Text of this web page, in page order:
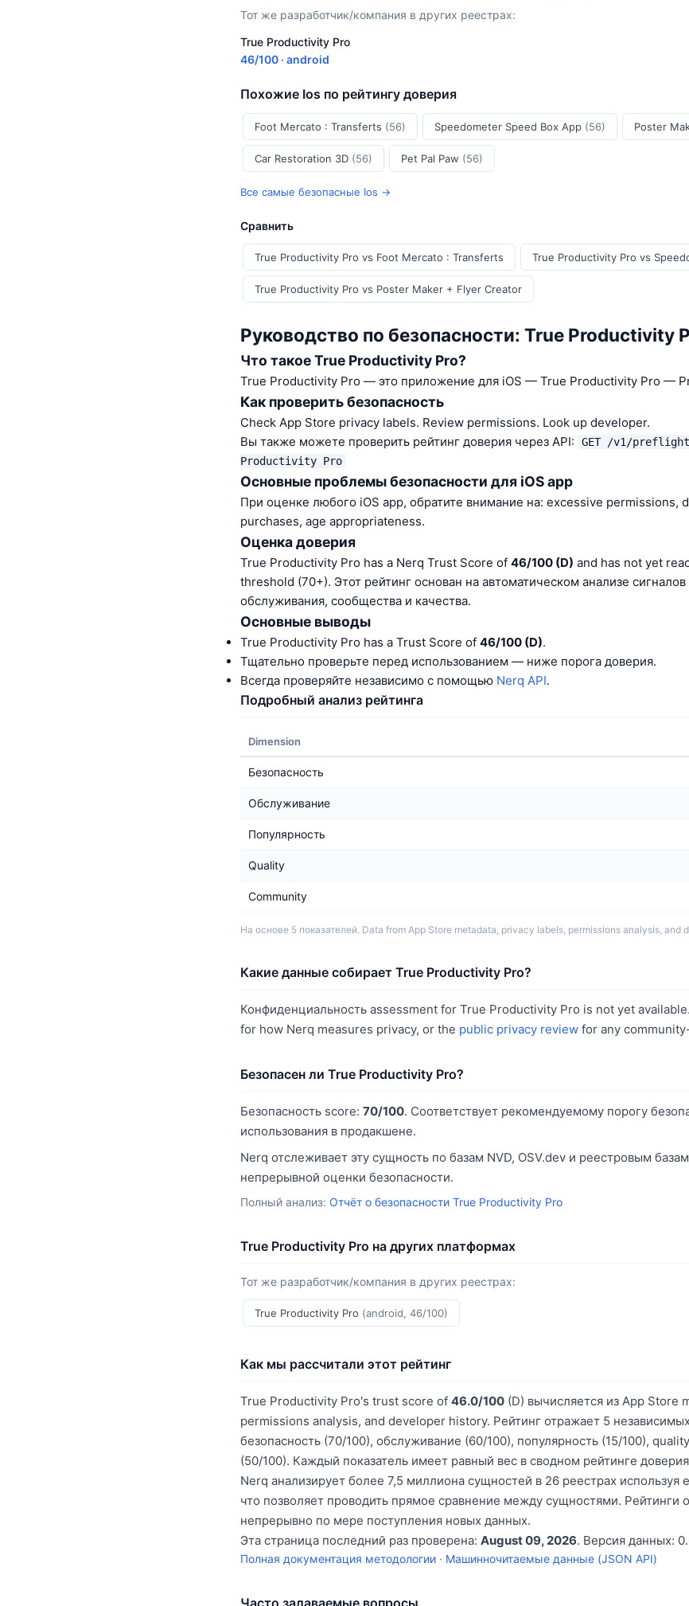
Тот же разработчик/компания в других реестрах:
True Productivity Pro
46/100 · android
Похожие Ios по рейтингу доверия
Foot Mercato : Transferts (56) Speedometer Speed Box App (56) Poster
Car Restoration 3D (56) Pet Pal Paw (56)
Все самые безопасные Ios →
Сравнить
True Productivity Pro vs Foot Mercato : Transferts True Productivity Pro vs
True Productivity Pro vs Poster Maker + Flyer Creator
Руководство по безопасности: True Productivity
Что такое True Productivity Pro?
True Productivity Pro — это приложение для iOS — True Productivity Pro —
Как проверить безопасность
Check App Store privacy labels. Review permissions. Look up developer.
Вы также можете проверить рейтинг доверия через API:
GET /v1/
Productivity Pro
Основные проблемы безопасности для iOS app
При оценке любого iOS app, обратите внимание на: excessive permissions,
purchases, age appropriateness.
Оценка доверия
True Productivity Pro has a Nerq Trust Score of 46/100 (D) and has not yet
threshold (70+). Этот рейтинг основан на автоматическом анализе сигналов
обслуживания, сообщества и качества.
Основные выводы
True Productivity Pro has a Trust Score of 46/100 (D).
Тщательно проверьте перед использованием — ниже порога доверия.
Всегда проверяйте независимо с помощью Nerq API.
Подробный анализ рейтинга
Dimension
Безопасность
Обслуживание
Популярность
Quality
Community
На основе 5 показателей. Data from App Store metadata, privacy labels, permissions analysis, and
Какие данные собирает True Productivity Pro?
Конфиденциальность assessment for True Productivity Pro is not yet
for how Nerq measures privacy, or the public privacy review for any
Безопасен ли True Productivity Pro?
Безопасность score: 70/100. Соответствует рекомендуемому порогу
использования в продакшене.
Nerq отслеживает эту сущность по базам NVD, OSV.dev и реестровым
непрерывной оценки безопасности.
Полный анализ: Отчёт о безопасности True Productivity Pro
True Productivity Pro на других платформах
Тот же разработчик/компания в других реестрах:
True Productivity Pro (android, 46/100)
Как мы рассчитали этот рейтинг
True Productivity Pro's trust score of 46.0/100 (D) вычисляется из App Store
permissions analysis, and developer history. Рейтинг отражает 5
безопасность (70/100), обслуживание (60/100), популярность (15/100),
(50/100). Каждый показатель имеет равный вес в сводном рейтинге
Nerq анализирует более 7,5 миллиона сущностей в 26 реестрах
что позволяет проводить прямое сравнение между сущностями. Рейтинги
непрерывно по мере поступления новых данных.
Эта страница последний раз проверена: August 09, 2026. Версия данных:
Полная документация методологии · Машинночитаемые данные (JSON API)
Часто задаваемые вопросы